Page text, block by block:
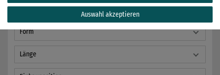
Anwendung
Form
Länge
Auswahl akzeptieren